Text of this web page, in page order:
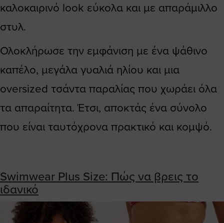
καλοκαιρινό look εύκολα και με απαράμιλλο
στυλ.
Ολοκλήρωσε την εμφάνιση με ένα ψάθινο
καπέλο, μεγάλα γυαλιά ηλίου και μια
oversized τσάντα παραλίας που χωράει όλα
τα απαραίτητα. Έτσι, αποκτάς ένα σύνολο
που είναι ταυτόχρονα πρακτικό και κομψό.
Swimwear Plus Size: Πώς να βρεις το
ιδανικό